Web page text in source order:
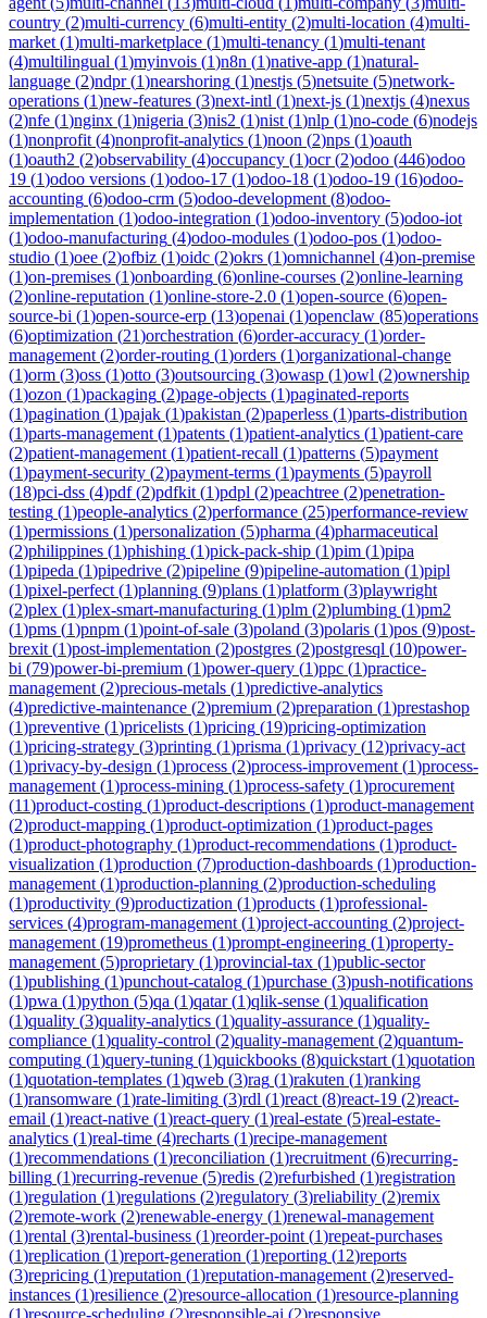
country (2)multi-currency (6)multi-entity (2)multi-location (4)multi-
market (1)multi-marketplace (1)multi-tenancy (1)multi-tenant
(4)multilingual (1)myinvois (1)n8n (1)native-app (1)natural-
language (2)ndpr(1)nearshoring (1)nestjs (5)netsuite (5)network-
operations (1)new-features (3)next-intl (1)next-js (1)nextjs (4)nexus
(2)nfe (1)nginx (1)nigeria (3)nis2 (1)nist (1)nlp (1)no-code (6)nodejs
(1)nonprofit (4)nonprofit-analytics (1)noon (2)nps (1)oauth
(1)oauth2 (2)observability (4)occupancy (1)ocr(2)odoo (446)odoo
19 (1)odoo versions (1)odoo-17 (1)odoo-18 (1)odoo-19 (16)odoo-
accounting (6)odoo-crm (5)odoo-development (8)odoo-
implementation (1)odoo-integration (1)odoo-inventory (5)odoo-iot
(1)odoo-manufacturing (4)odoo-modules (1)odoo-pos (1)odoo-
studio (1)oee (2)ofbiz (1)oidc (2)okrs (1)omnichannel (4)on-premise
(1)on-premises (1)onboarding (6)online-courses (2)online-learning
(2)online-reputation (1)online-store-2.0 (1)open-source (6)open-
source-bi (1)open-source-erp (13)openai (1)openclaw (85)operations
(6)optimization (21)orchestration (6)order-accuracy (1)order-
management (2)order-routing (1)orders (1)organizational-change
(1)orm (3)oss (1)otto (3)outsourcing (3)owasp (1)owl (2)ownership
(1)ozon (1)packaging (2)page-objects (1)paginated-reports
(1)pagination (1)pajak (1)pakistan (2)paperless (1)parts-distribution
(1)parts-management (1)patents (1)patient-analytics (1)patient-care
(2)patient-management (1)patient-recall (1)patterns (5)payment
(1)payment-security (2)payment-terms (1)payments (5)payroll
(18)pci-dss (4)pdf(2)pdfkit (1)pdpl (2)peachtree (2)penetration-
testing (1)people-analytics (2)performance (25)performance-review
(1)permissions (1)personalization (5)pharma (4)pharmaceutical
(2)philippines (1)phishing (1)pick-pack-ship (1)pim (1)pipa
(1)pipeda (1)pipedrive (2)pipeline (9)pipeline-automation (1)pipl
(1)pixel-perfect (1)planning (9)plans (1)platform (3)playwright
(2)plex (1)plex-smart-manufacturing (1)plm (2)plumbing (1)pm2
(1)pms (1)pnpm (1)point-of-sale (3)poland (3)polaris (1)pos (9)post-
brexit (1)post-implementation (2)postgres (2)postgresql (10)power-
bi (79)power-bi-premium (1)power-query (1)ppc (1)practice-
management (2)precious-metals (1)predictive-analytics
(4)predictive-maintenance (2)premium (2)preparation (1)prestashop
(1)preventive (1)pricelists (1)pricing (19)pricing-optimization
(1)pricing-strategy (3)printing (1)prisma (1)privacy (12)privacy-act
(1)privacy-by-design (1)process (2)process-improvement (1)process-
management (1)process-mining (1)process-safety (1)procurement
(11)product-costing (1)product-descriptions (1)product-management
(2)product-mapping (1)product-optimization (1)product-pages
(1)product-photography (1)product-recommendations (1)product-
visualization (1)production (7)production-dashboards (1)production-
management (1)production-planning (2)production-scheduling
(1)productivity (9)productization (1)products (1)professional-
services (4)program-management (1)project-accounting (2)project-
management (19)prometheus (1)prompt-engineering (1)property-
management (5)proprietary (1)provincial-tax (1)public-sector
(1)publishing (1)punchout-catalog (1)purchase (3)push-notifications
(1)pwa (1)python (5)qa (1)qatar(1)qlik-sense (1)qualification
(1)quality (3)quality-analytics (1)quality-assurance (1)quality-
compliance (1)quality-control (2)quality-management (2)quantum-
computing (1)query-tuning (1)quickbooks (8)quickstart (1)quotation
(1)quotation-templates (1)qweb (3)rag (1)rakuten (1)ranking
(1)ransomware (1)rate-limiting (3)rdl (1)react (8)react-19 (2)react-
email (1)react-native (1)react-query (1)real-estate (5)real-estate-
analytics (1)real-time (4)recharts (1)recipe-management
(1)recommendations (1)reconciliation (1)recruitment (6)recurring-
billing (1)recurring-revenue (5)redis (2)refurbished (1)registration
(1)regulation (1)regulations (2)regulatory (3)reliability (2)remix
(2)remote-work (2)renewable-energy (1)renewal-management
(1)rental (3)rental-business (1)reorder-point (1)repeat-purchases
(1)replication (1)report-generation (1)reporting (12)reports
(3)repricing (1)reputation (1)reputation-management (2)reserved-
instances (1)resilience (2)resource-allocation (1)resource-planning
(1)resource-scheduling (2)responsible-ai (2)responsive